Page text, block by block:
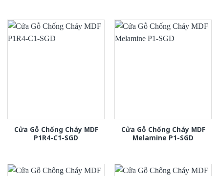
Cửa Gỗ Chống Cháy MDF
P1R4-C1-SGD
Cửa Gỗ Chống Cháy MDF
Melamine P1-SGD